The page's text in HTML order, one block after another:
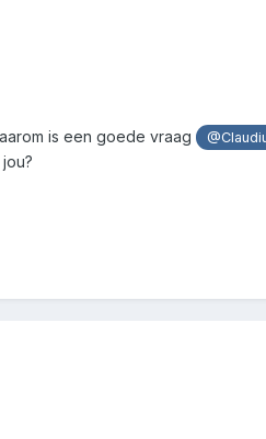
is een goede vraag